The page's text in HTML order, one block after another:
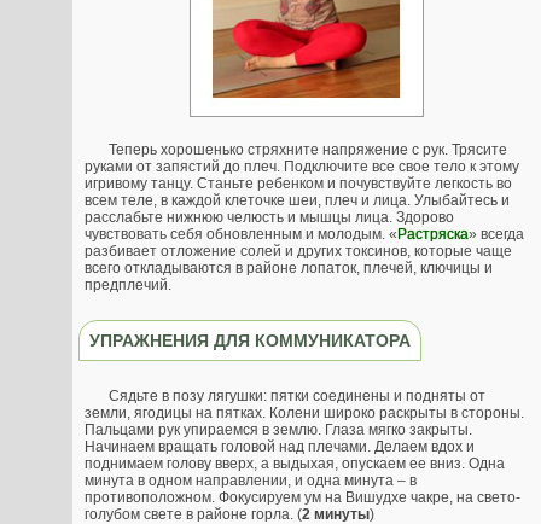
Теперь хорошенько стряхните напряжение с рук. Трясите
руками от запястий до плеч. Подключите все свое тело к этому
игривому танцу. Станьте ребенком и почувствуйте легкость во
всем теле, в каждой клеточке шеи, плеч и лица. Улыбайтесь и
расслабьте нижнюю челюсть и мышцы лица. Здорово
чувствовать себя обновленным и молодым. «Растряска» всегда
разбивает отложение солей и других токсинов, которые чаще
всего откладываются в районе лопаток, плечей, ключицы и
предплечий.
УПРАЖНЕНИЯ ДЛЯ КОММУНИКАТОРА
Сядьте в позу лягушки: пятки соединены и подняты от
земли, ягодицы на пятках. Колени широко раскрыты в стороны.
Пальцами рук упираемся в землю. Глаза мягко закрыты.
Начинаем вращать головой над плечами. Делаем вдох и
поднимаем голову вверх, а выдыхая, опускаем ее вниз. Одна
минута в одном направлении, и одна минута – в
противоположном. Фокусируем ум на Вишудхе чакре, на свето-
голубом свете в районе горла. (2 минуты)